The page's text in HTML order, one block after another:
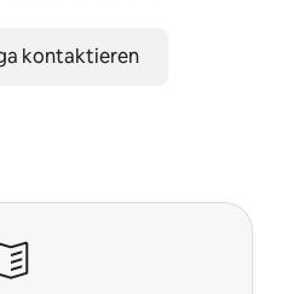
kontaktieren